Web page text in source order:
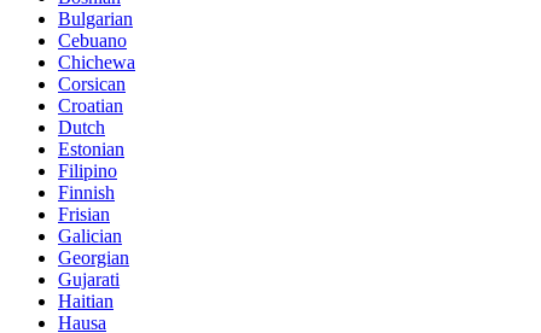
Bulgarian
Cebuano
Chichewa
Corsican
Croatian
Dutch
Estonian
Filipino
Finnish
Frisian
Galician
Georgian
Gujarati
Haitian
Hausa